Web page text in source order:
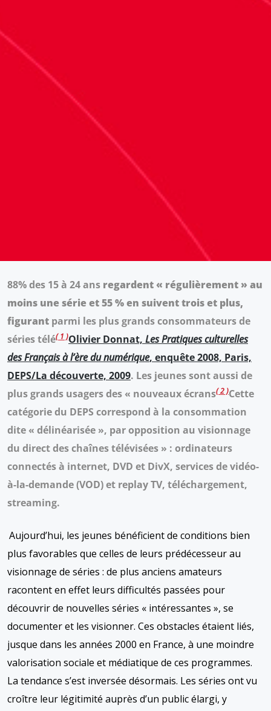
88% des 15 à 24 ans regardent « régulièrement » au
moins une série et 55 % en suivent trois et plus,
figurant parmi les plus grands consommateurs de
séries télé 1 Olivier Donnat, Les Pratiques culturelles
des Français à l’ère du numérique, enquête 2008, Paris,
DEPS/La découverte, 2009. Les jeunes sont aussi de
plus grands usagers des « nouveaux écrans 2 Cette
catégorie du DEPS correspond à la consommation
dite « délinéarisée », par opposition au visionnage
du direct des chaînes télévisées » : ordinateurs
connectés à internet, DVD et DivX, services de vidéo-
à-la-demande (VOD) et replay TV, téléchargement,
streaming.
Aujourd’hui, les jeunes bénéficient de conditions bien
plus favorables que celles de leurs prédécesseur au
visionnage de séries : de plus anciens amateurs
racontent en effet leurs difficultés passées pour
découvrir de nouvelles séries « intéressantes », se
documenter et les visionner. Ces obstacles étaient liés,
jusque dans les années 2000 en France, à une moindre
valorisation sociale et médiatique de ces programmes.
La tendance s’est inversée désormais. Les séries ont vu
croître leur légitimité auprès d’un public élargi, y